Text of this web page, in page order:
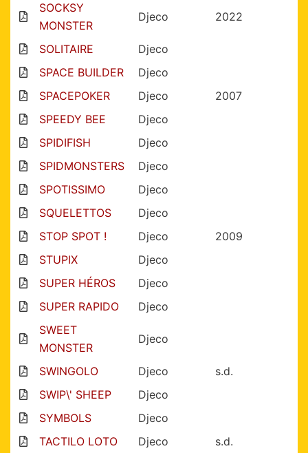
SOCKSY
MONSTER
Djeco 2022
SOLITAIRE
Djeco
SPACE BUILDER
Djeco
SPACEPOKER
Djeco
2007
SPEEDY BEE
Djeco
SPIDIFISH
Djeco
SPIDMONSTERS
Djeco
SPOTISSIMO
Djeco
SQUELETTOS
Djeco
STOP SPOT !
Djeco
2009
STUPIX
Djeco
SUPER HÉROS
Djeco
SUPER RAPIDO
Djeco
SWEET
MONSTER
Djeco
SWINGOLO Djeco
s.d.
SWIP\' SHEEP
Djeco
SYMBOLS
Djeco
TACTILO LOTO
Djeco
s.d.